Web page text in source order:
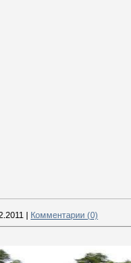
| Комментарии (0)